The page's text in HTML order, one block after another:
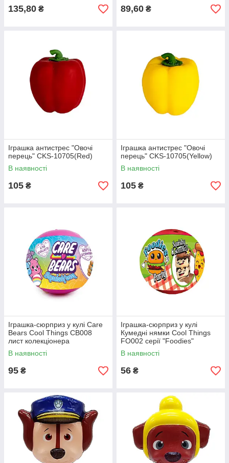
135,80 ₴ 89,60 ₴
Іграшка антистрес "Овочі
перець" CKS-10705(Red)
В наявності
105 ₴
Іграшка антистрес "Овочі
перець" CKS-10705(Yellow)
В наявності
105 ₴
Іграшка-сюрприз у кулі Care
Bears Cool Things CB008
лист колекціонера
В наявності
95 ₴
Іграшка-сюрприз у кулі
Кумедні нямки Cool Things
FO002 серії "Foodies"
В наявності
56 ₴